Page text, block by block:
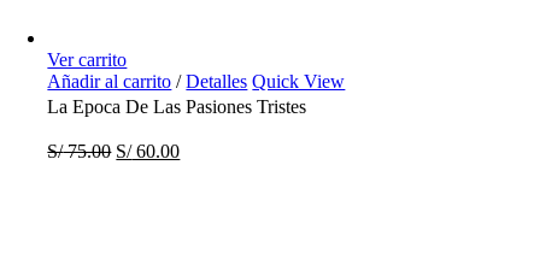
Ver carrito
Añadir al carrito / Detalles Quick View
La Epoca De Las Pasiones Tristes
S/75.00 S/60.00